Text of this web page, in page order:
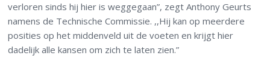
verloren sinds hij hier is weggegaan”, zegt Anthony Geurts
namens de Technische Commissie. ,,Hij kan op meerdere
posities op het middenveld uit de voeten en krijgt hier
dadelijk alle kansen om zich te laten zien.”